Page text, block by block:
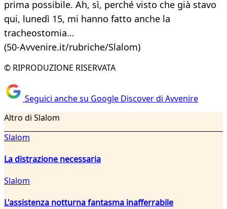
prima possibile. Ah, sì, perché visto che già stavo
qui, lunedì 15, mi hanno fatto anche la
tracheostomia…
(50-Avvenire.it/rubriche/Slalom)
© RIPRODUZIONE RISERVATA
Seguici anche su Google Discover di Avvenire
Altro di Slalom
Slalom
La distrazione necessaria
Slalom
L'assistenza notturna fantasma inafferrabile